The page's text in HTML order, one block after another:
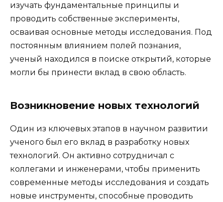
изучать фундаментальные принципы и
проводить собственные эксперименты,
осваивая основные методы исследования. Под
постоянным влиянием полей познания,
ученый находился в поиске открытий, которые
могли бы принести вклад в свою область.
Возникновение новых технологий
Один из ключевых этапов в научном развитии
ученого был его вклад в разработку новых
технологий. Он активно сотрудничал с
коллегами и инженерами, чтобы применить
современные методы исследования и создать
новые инструменты, способные проводить